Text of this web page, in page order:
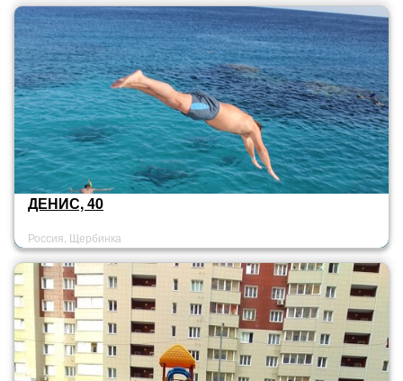
ДЕНИС, 40
Россия, Щербинка